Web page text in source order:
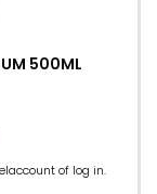
500ML
of log in.